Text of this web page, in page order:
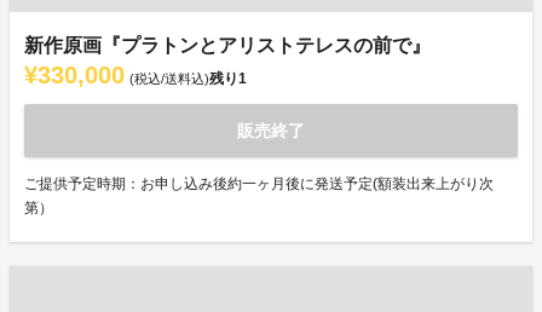
新作原画『プラトンとアリストテレスの前で』
¥330,000 (税込/送料込)残り1
販売終了
ご提供予定時期：お申し込み後約一ヶ月後に発送予定(額装出来上がり次
第）